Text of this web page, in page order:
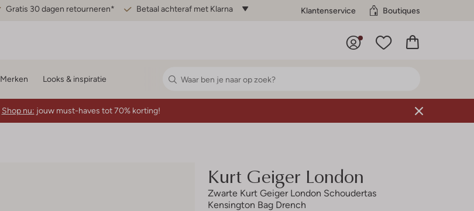
Gratis 30 dagen retourneren* Betaal achteraf met Klarna Klantenservice Boutiques
Merken Looks & inspiratie
Shop nu: jouw must-haves tot 70% korting!
Kurt Geiger London
Zwarte Kurt Geiger London Schoudertas
Kensington Bag Drench